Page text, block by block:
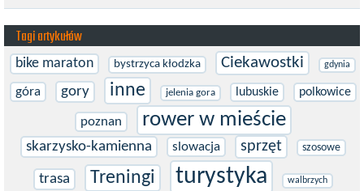
zaawansowania. Trenujesz, startujesz w zawodach i chcesz po
prostu oddać się grze, dać z siebie...
Tagi artykułów
bike maraton bystrzyca kłodzka Ciekawostki gdynia
góra gory inne jelenia gora lubuskie polkowice
poznan rower w mieście
skarzysko-kamienna slowacja sprzęt szosowe
trasa Treningi turystyka walbrzych